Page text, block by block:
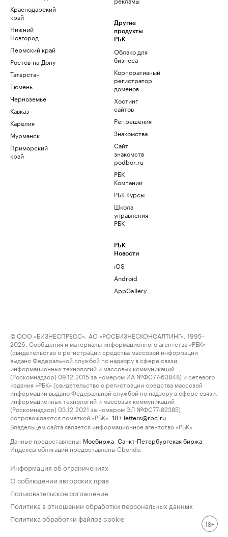
Краснодарский
край
Нижний
Новгород
Пермский край
Ростов-на-Дону
Татарстан
Тюмень
Черноземье
Кавказ
Карелия
Мурманск
Приморский
край
Другие
продукты
РБК
Облако для
бизнеса
Корпоративный
регистратор
доменов
Хостинг
сайтов
Рег.решения
Знакомства
Сайт
знакомств
podbor.ru
РБК
Компании
РБК Курсы
Школа
управления
РБК
РБК
Новости
iOS
Android
AppGallery
© ООО «БИЗНЕСПРЕСС», АО «РОСБИЗНЕСКОНСАЛТИНГ», 1995–
2026. Сообщения и материалы информационного агентства «РБК»
(свидетельство о регистрации средства массовой информации
выдано Федеральной службой по надзору в сфере связи,
информационных технологий и массовых коммуникаций
(Роскомнадзор) 09.12.2015 за номером ИА №ФС77-63848) и сетевого
издания «РБК» (свидетельство о регистрации средства массовой
информации выдано Федеральной службой по надзору в сфере связи,
информационных технологий и массовых коммуникаций
(Роскомнадзор) 03.12.2021 за номером ЭЛ №ФС77-82385)
сопровождаются пометкой «РБК».
18+ letters@rbc.ru
Владельцем сайта является информационное агентство «РБК».
Данные предоставлены: Мосбиржа Санкт-Петербургская биржа
Индексы облигаций предоставлены Cbonds.
Информация об ограничениях
О соблюдении авторских прав
Пользовательское соглашение
Политика в отношении обработки персональных данных
Политика обработки файлов cookie
18+